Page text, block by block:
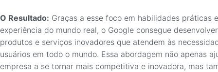
O Resultado: Graças a esse foco em habilidades práticas e
experiência do mundo real, o Google consegue desenvolver
produtos e serviços inovadores que atendem às
usuários em todo o mundo. Essa abordagem não apenas
empresa a se tornar mais competitiva e inovadora, mas